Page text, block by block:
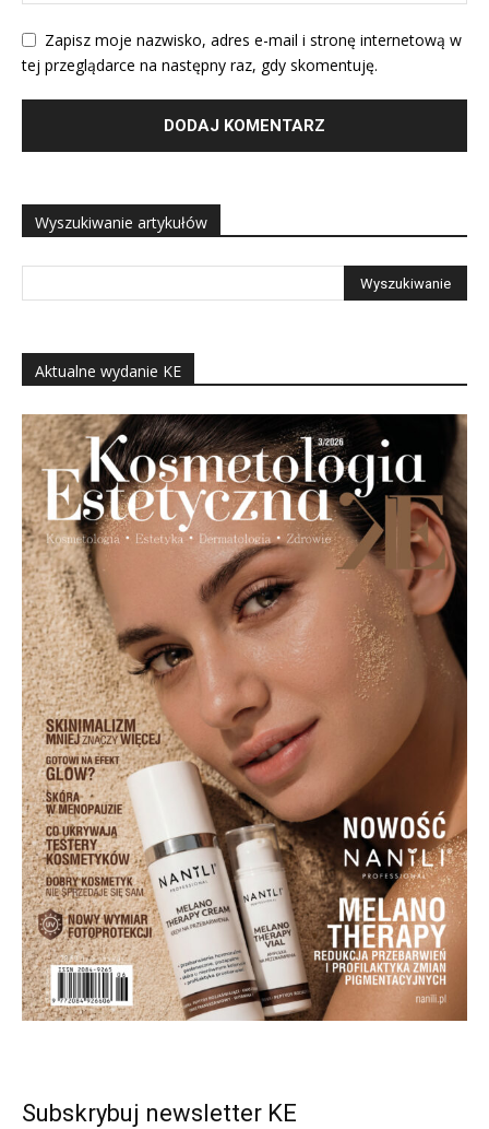
Zapisz moje nazwisko, adres e-mail i stronę internetową w
tej przeglądarce na następny raz, gdy skomentuję.
Wyszukiwanie artykułów
Aktualne wydanie KE
Subskrybuj newsletter KE